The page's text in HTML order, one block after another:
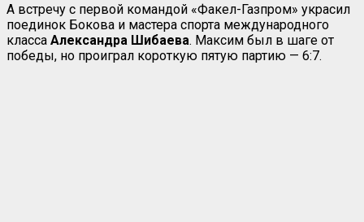
А встречу с первой командой «Факел-Газпром» украсил
поединок Бокова и мастера спорта международного
класса Александра Шибаева. Максим был в шаге от
победы, но проиграл короткую пятую партию — 6:7.